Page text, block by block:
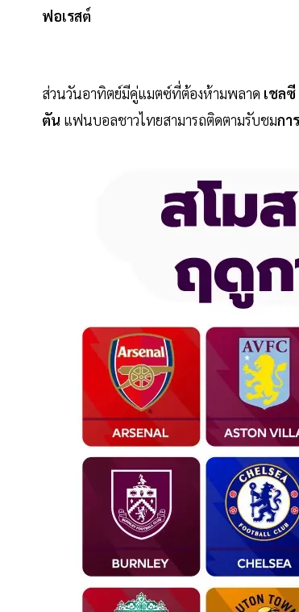
ฟอเรสต์
ส่วนวันอาทิตย์มีคู่แมตซ์ที่ต้องห้ามพลาด เชล
ตัน แฟนบอลชาวไทยสามารถติดตามรับชมกา